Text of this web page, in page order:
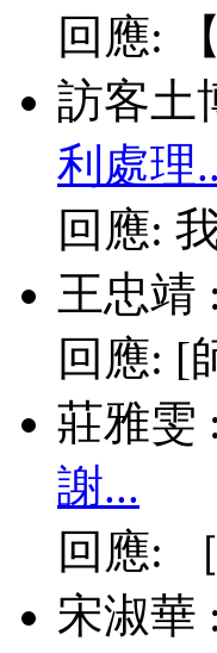
回應:
訪客土
利處理
回應:
王忠靖 :
回應: [
莊雅雯 :
謝...
回應:
宋淑華 :